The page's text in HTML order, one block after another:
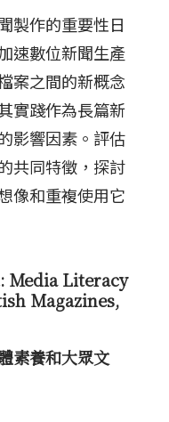
製作的重要性日
速數位新聞生產
案之間的新概念
實踐作為長篇新
影響因素。評估
共同特徵，探討
像和重複使用它
Literacy
Magazines,
素養和大眾文